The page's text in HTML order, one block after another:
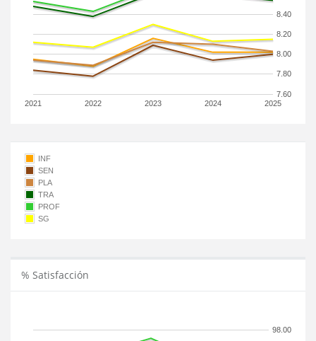
2021 2022 2023 2024 2025
7.60
7.80
8.00
8.20
8.40
INF
SEN
PLA
TRA
PROF
SG
% Satisfacción
98.00